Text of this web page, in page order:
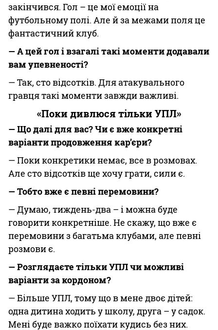
закінчився. Гол – це мої емоції на
футбольному полі. Але й за межами поля це
фантастичний клуб.
— А цей гол і взагалі такі моменти додавали
вам упевненості?
— Так, сто відсотків. Для атакувального
гравця такі моменти завжди важливі.
«Поки дивлюся тільки УПЛ»
— Що далі для вас? Чи є вже конкретні
варіанти продовження кар’єри?
— Поки конкретики немає, все в розмовах.
Але сто відсотків ще хочу грати, сили є.
— Тобто вже є певні перемовини?
— Думаю, тиждень-два – і можна буде
говорити конкретніше. Не скажу, що вже є
перемовини з багатьма клубами, але певні
розмови є.
— Розглядаєте тільки УПЛ чи можливі
варіанти за кордоном?
— Більше УПЛ, тому що в мене двоє дітей:
одна дитина ходить у школу, друга – у садок.
Мені буде важко поїхати кудись без них.